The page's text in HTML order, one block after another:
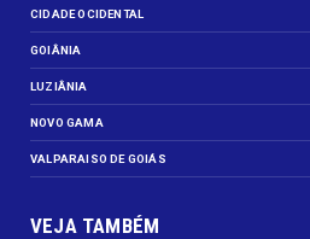
CIDADE OCIDENTAL
GOIÂNIA
LUZIÂNIA
NOVO GAMA
VALPARAISO DE GOIÁS
VEJA TAMBÉM